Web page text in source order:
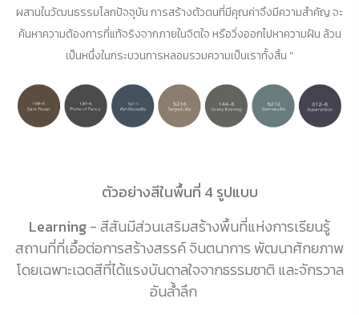
ผสานในวัฒนธรรมโลกปัจจุบัน การสร้างตัวตนที่มีคุณค่าจึงมีความสำคัญ จะ
ค้นหาความต้องการที่แท้จริงจากภายในจิตใจ หรือวิ่งออกไปหาความฝัน ล้วน
เป็นหนึ่งในกระบวนการหลอมรวมความเป็นเราทั้งสิ้น "
ตัวอย่างสีในพื้นที่ 4 รูปแบบ
Learning- สีสันมีส่วนเสริมสร้างพื้นที่แห่งการเรียนรู้
สถานที่ที่เอื้อต่อการสร้างสรรค์ จินตนาการ พัฒนาศักยภาพ
โดยเฉพาะเฉดสีที่ได้แรงบันดาลใจจากธรรมชาติ และจักรวาล
อันล้ำลึก